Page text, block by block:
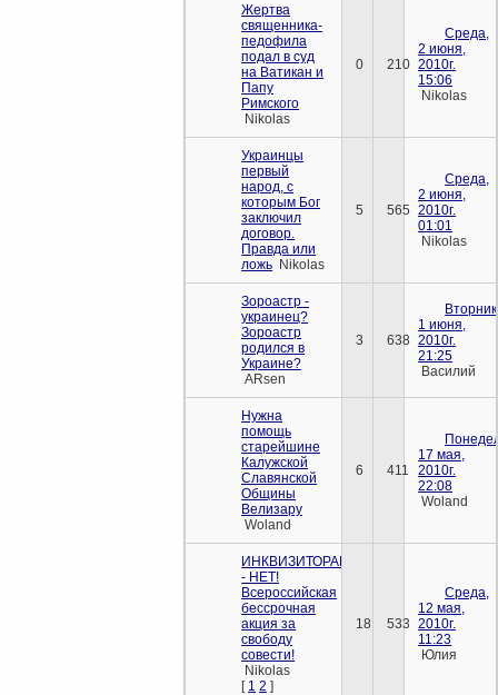
Жертва
священника-
педофила
подал в суд
на Ватикан и
Папу
Римского
Nikolas
0 210
Среда,
2 июня,
2010г.
15:06
Nikolas
Украинцы
первый
народ, с
которым Бог
заключил
договор.
Правда или
ложь Nikolas
5 565
Среда,
2 июня,
2010г.
01:01
Nikolas
Зороастр -
украинец?
Зороастр
родился в
Украине?
ARsen
3 638
1 июня,
2010г.
21:25
Василий
Нужна
помощь
старейшине
Калужской
Славянской
Общины
Велизару
Woland
6 411
17 мая,
2010г.
22:08
Woland
ИНКВИЗИТОРАМ
- НЕТ!
Всероссийская
бессрочная
акция за
свободу
совести!
Nikolas
[ 1 2 ]
18 533
Среда,
12 мая,
2010г.
11:23
Юлия